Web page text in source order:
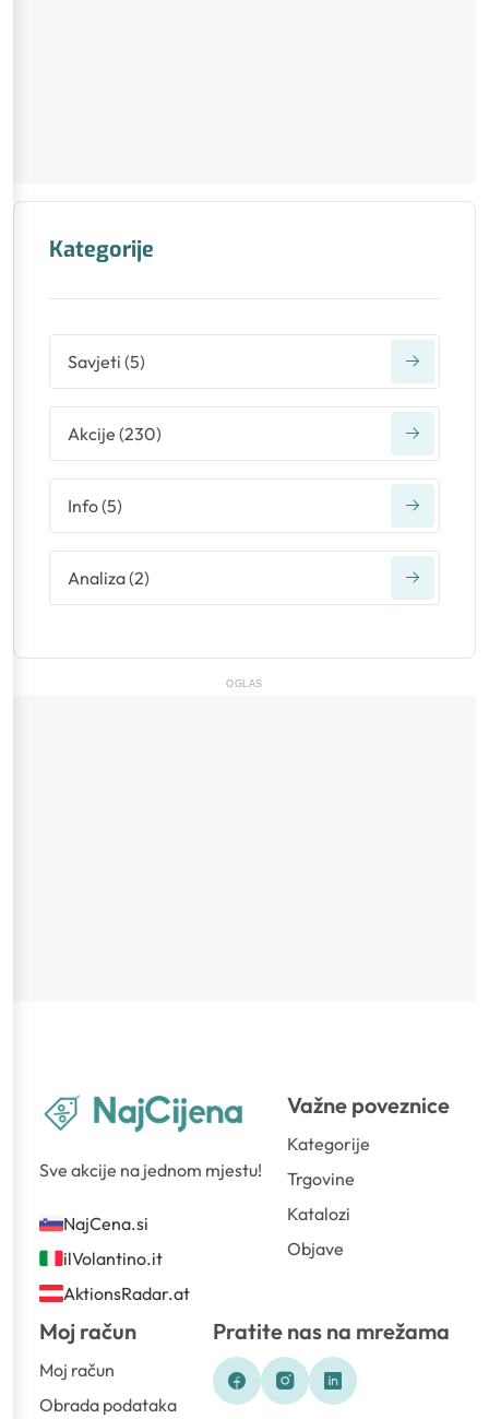
Kategorije
Savjeti (5)
Akcije (230)
Info(5)
Analiza(2)
OGLAS
Sve akcije na jednom mjestu!
NajCena.si
ilVolantino.it
AktionsRadar.at
Važne poveznice
Kategorije
Trgovine
Katalozi
Objave
Moj račun
Moj račun
Obrada podataka
Pratite nas na mrežama